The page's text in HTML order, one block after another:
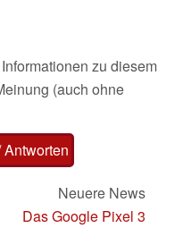
zu diesem
(auch ohne
Neuere News
Das Google Pixel 3